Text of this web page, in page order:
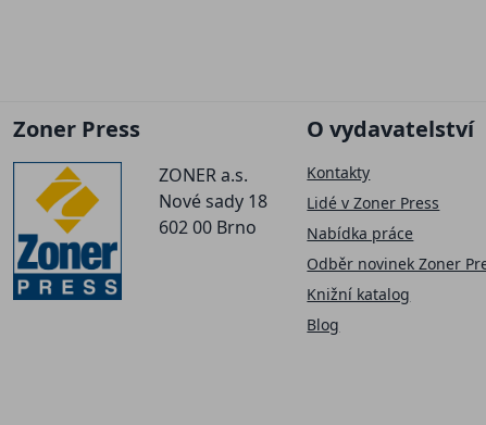
Zoner Press
ZONER a.s.
Nové sady 18
602 00 Brno
O vydavatelství
Kontakty
Lidé v Zoner Press
Nabídka práce
Odběr novinek Zoner
Knižní katalog
Blog